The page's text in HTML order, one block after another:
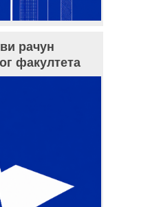
рачун
факултета